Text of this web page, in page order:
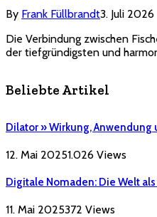
By Frank Füllbrandt3. Juli 2026
Die Verbindung zwischen
der tiefgründigsten und
Beliebte Artikel
Dilator » Wirkung, Anwendung
12. Mai 20251.026 Views
Digitale Nomaden: Die Welt
11. Mai 2025372 Views